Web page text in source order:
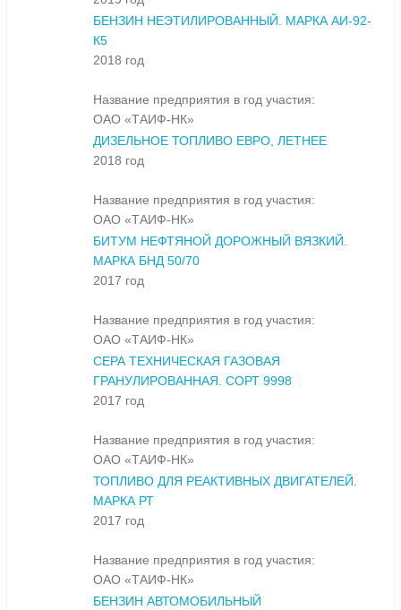
БЕНЗИН НЕЭТИЛИРОВАННЫЙ. МАРКА АИ-92-
К5
2018 год
Название предприятия в год участия:
ОАО «ТАИФ-НК»
ДИЗЕЛЬНОЕ ТОПЛИВО ЕВРО, ЛЕТНЕЕ
2018 год
Название предприятия в год участия:
ОАО «ТАИФ-НК»
БИТУМ НЕФТЯНОЙ ДОРОЖНЫЙ ВЯЗКИЙ.
МАРКА БНД 50/70
2017 год
Название предприятия в год участия:
ОАО «ТАИФ-НК»
СЕРА ТЕХНИЧЕСКАЯ ГАЗОВАЯ
ГРАНУЛИРОВАННАЯ. СОРТ 9998
2017 год
Название предприятия в год участия:
ОАО «ТАИФ-НК»
ТОПЛИВО ДЛЯ РЕАКТИВНЫХ ДВИГАТЕЛЕЙ.
МАРКА РТ
2017 год
Название предприятия в год участия:
ОАО «ТАИФ-НК»
БЕНЗИН АВТОМОБИЛЬНЫЙ